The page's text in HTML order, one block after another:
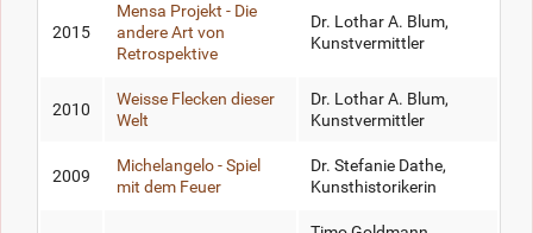
2015
Mensa Projekt - Die
andere Art von
Retrospektive
Dr. Lothar A. Blum,
Kunstvermittler
2010
Weisse Flecken dieser
Welt
Dr. Lothar A. Blum,
Kunstvermittler
2009
Michelangelo - Spiel
mit dem Feuer
Dr. Stefanie Dathe,
Kunsthistorikerin